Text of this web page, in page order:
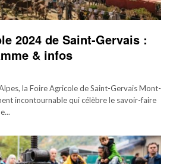
2024 de Saint-Gervais :
& infos
la Foire Agricole de Saint-Gervais Mont-
incontournable qui célèbre le savoir-faire